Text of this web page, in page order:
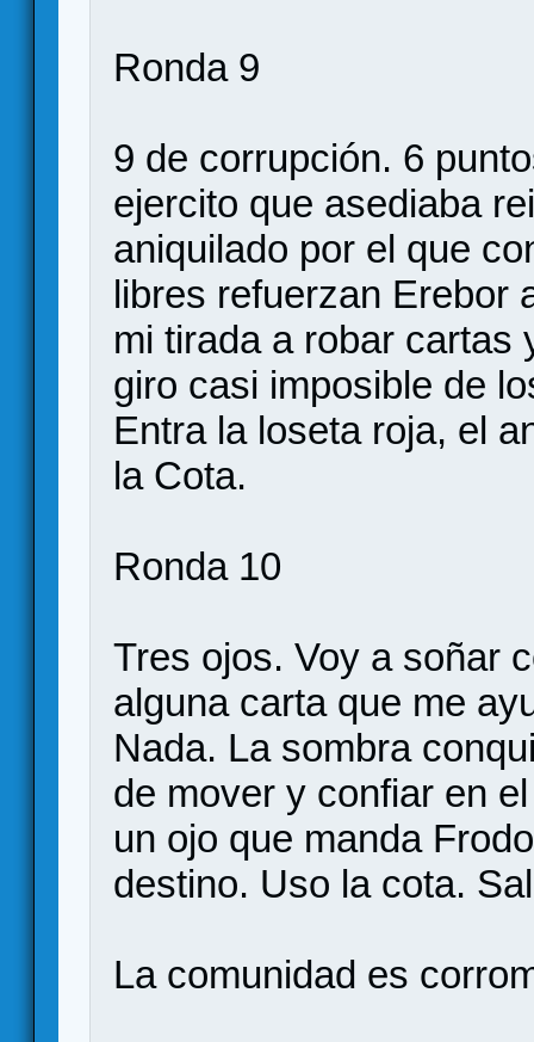
Ronda 9
9 de corrupción. 6
ejercito que asediaba
aniquilado por el que
libres refuerzan Erebor
mi tirada a robar cartas
giro casi imposible de
Entra la loseta roja, el
la Cota.
Ronda 10
Tres ojos. Voy a soñar
alguna carta que me
Nada. La sombra
de mover y confiar en
un ojo que manda
destino. Uso la cota.
La comunidad es